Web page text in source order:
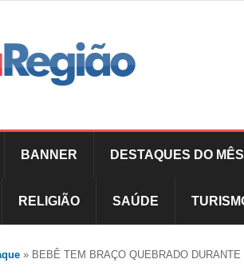
BANNER DESTAQUES DO MÊS
RELIGIÃO SAÚDE
» BEBÊ TEM BRAÇO QUEBRADO DURANTE